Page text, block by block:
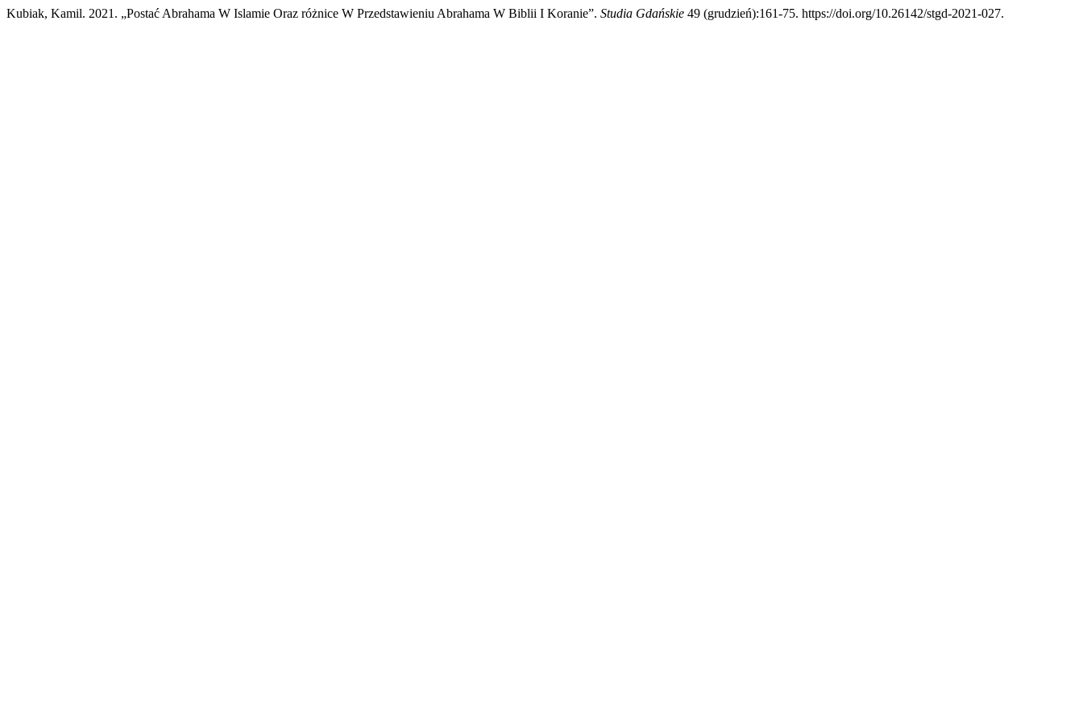
Kubiak, Kamil. 2021. „Postać Abrahama W Islamie Oraz różnice W Przedstawieniu Abrahama W Biblii I Koranie”. Studia Gdańskie 49 (grudzień):161-75. https://doi.org/10.26142/stgd-2021-027.